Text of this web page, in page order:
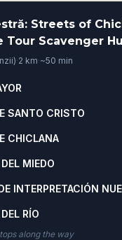
Streets of
Tour Scavenger
·2 km·~50 min
SANTO CRISTO
CHICLANA
MIEDO
INTERPRETACIÓN
RÍO
salong the way